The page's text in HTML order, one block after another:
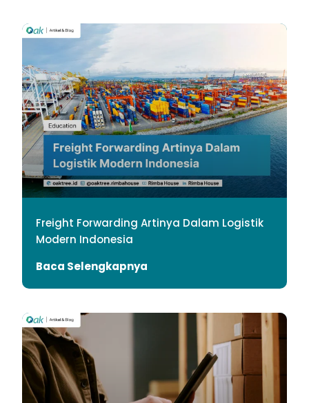
Freight Forwarding Artinya Dalam Logistik
Modern Indonesia
Baca Selengkapnya